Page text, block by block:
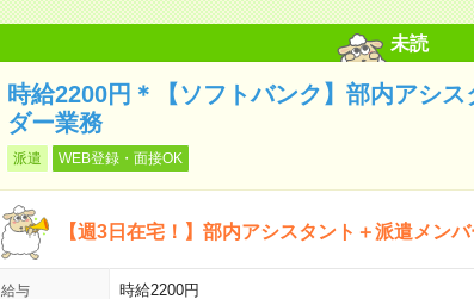
未読
時給2200円＊【ソフトバンク】部内アシ
ダー業務
派遣 WEB登録・面接OK
【週3日在宅！】部内アシスタント＋派遣メン
給与 時給2200円